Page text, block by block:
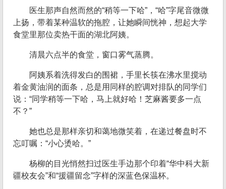
医生那声自然而然的“稍等一下哈”，“哈”字尾音微微
上扬，带着某种温软的拖腔，让她瞬间恍神，想起大学
食堂里那位卖热干面的湖北阿姨。
清晨六点半的食堂，窗口雾气蒸腾。
阿姨系着洗得发白的围裙，手里长筷在沸水里搅动
着金黄油润的面条，总是用同样的腔调对排队的同学们
说：“同学稍等一下哈，马上就好哈！芝麻酱要多一点
不？”
她也总是那样亲切和蔼地微笑着，在递过餐盘时不
忘叮嘱：“小心烫哈。”
杨柳的目光悄然扫过医生手边那个印着“华中科大新
疆校友会”和“援疆留念”字样的深蓝色保温杯。